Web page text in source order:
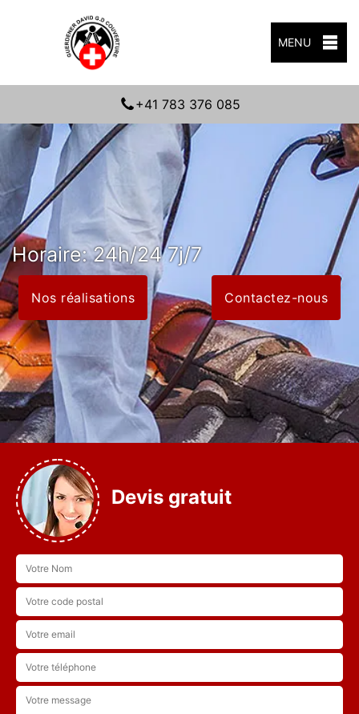
MENU
+41 783 376 085
Horaire: 24h/24 7j/7
Nos réalisations Contactez-nous
Devis gratuit